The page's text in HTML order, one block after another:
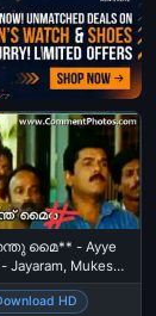
മൈ** - Ayye
Jayaram, Mukesh,
- Laughing
-
HD